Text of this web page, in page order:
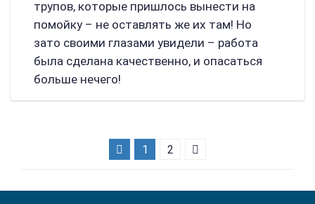
трупов, которые пришлось вынести на
помойку – не оставлять же их там! Но
зато своими глазами увидели – работа
была сделана качественно, и опасаться
больше нечего!
1 2